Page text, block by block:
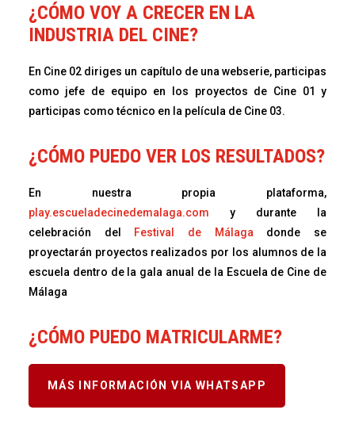
¿CÓMO VOY A CRECER EN LA
INDUSTRIA DEL CINE?
En Cine 02 diriges un capítulo de una webserie, participas
como jefe de equipo en los proyectos de Cine 01 y
participas como técnico en la película de Cine 03.
¿CÓMO PUEDO VER LOS RESULTADOS?
En nuestra propia plataforma,
play.escueladecinedemalaga.com y durante la
celebración del Festival de Málaga donde se
proyectarán proyectos realizados por los alumnos de la
escuela dentro de la gala anual de la Escuela de Cine de
Málaga
¿CÓMO PUEDO MATRICULARME?
MÁS INFORMACIÓN VIA WHATSAPP